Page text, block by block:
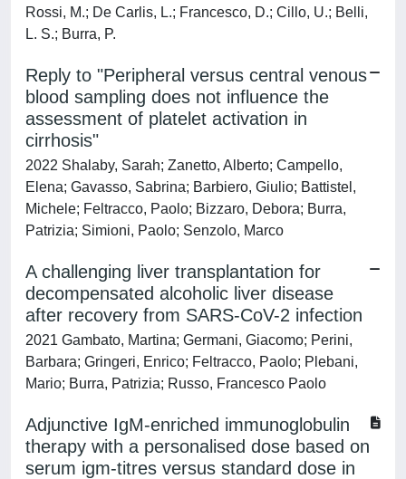
Rossi, M.; De Carlis, L.; Francesco, D.; Cillo, U.; Belli,
L. S.; Burra, P.
Reply to "Peripheral versus central venous
blood sampling does not influence the
assessment of platelet activation in
cirrhosis"
2022 Shalaby, Sarah; Zanetto, Alberto; Campello,
Elena; Gavasso, Sabrina; Barbiero, Giulio; Battistel,
Michele; Feltracco, Paolo; Bizzaro, Debora; Burra,
Patrizia; Simioni, Paolo; Senzolo, Marco
A challenging liver transplantation for
decompensated alcoholic liver disease
after recovery from SARS-CoV-2 infection
2021 Gambato, Martina; Germani, Giacomo; Perini,
Barbara; Gringeri, Enrico; Feltracco, Paolo; Plebani,
Mario; Burra, Patrizia; Russo, Francesco Paolo
Adjunctive IgM-enriched immunoglobulin
therapy with a personalised dose based on
serum igm-titres versus standard dose in